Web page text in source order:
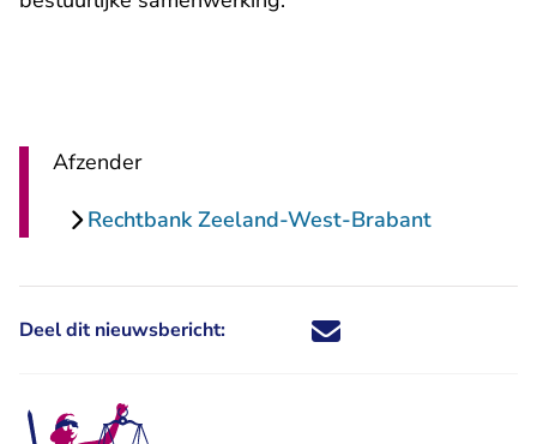
Afzender
Rechtbank Zeeland-West-Brabant
Deel dit nieuwsbericht: Deel dit nieuwsbericht via X -
Deel dit nieuwsbericht via
Deel dit nieuwsbericht
Deel dit